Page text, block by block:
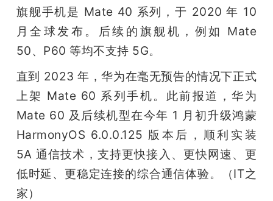
旗舰手机是 Mate 40 系列，于 2020 年 10
月全球发布。后续的旗舰机，例如 Mate
50、P60 等均不支持 5G。
直到 2023 年，华为在毫无预告的情况下正式
上架 Mate 60 系列手机。此前报道，华为
Mate 60 及后续机型在今年 1 月初升级鸿蒙
HarmonyOS 6.0.0.125 版本后，顺利实装
5A 通信技术，支持更快接入、更快网速、更
低时延、更稳定连接的综合通信体验。（IT之
家）